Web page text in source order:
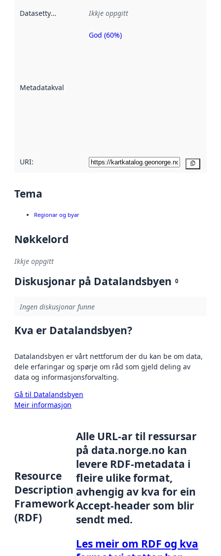
Datasettype Ikkje oppgitt
Metadatakvalitet
Metadatakvalitet
God (60%)
URI:
Tema
Regionar og byar
Nøkkelord
Ikkje oppgitt
Diskusjonar på Datalandsbyen 0
Ingen diskusjonar funne
Kva er Datalandsbyen?
Datalandsbyen er vårt nettforum der du kan be om data,
dele erfaringar og spørje om råd som gjeld deling av
data og informasjonsforvalting.
Gå til Datalandsbyen
Meir informasjon
Resource
Description
Framework
(RDF)
Alle URL-ar til ressursar
på data.norge.no kan
levere RDF-metadata i
fleire ulike format,
avhengig av kva for ein
Accept-header som blir
sendt med.
Les meir om RDF og kva